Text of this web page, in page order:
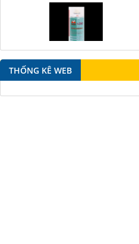
Falcon S-350 Chất chống gỉ bôi
trơn đa năng – Multipurpose
lubricating antirust agent
THỐNG KÊ WEB